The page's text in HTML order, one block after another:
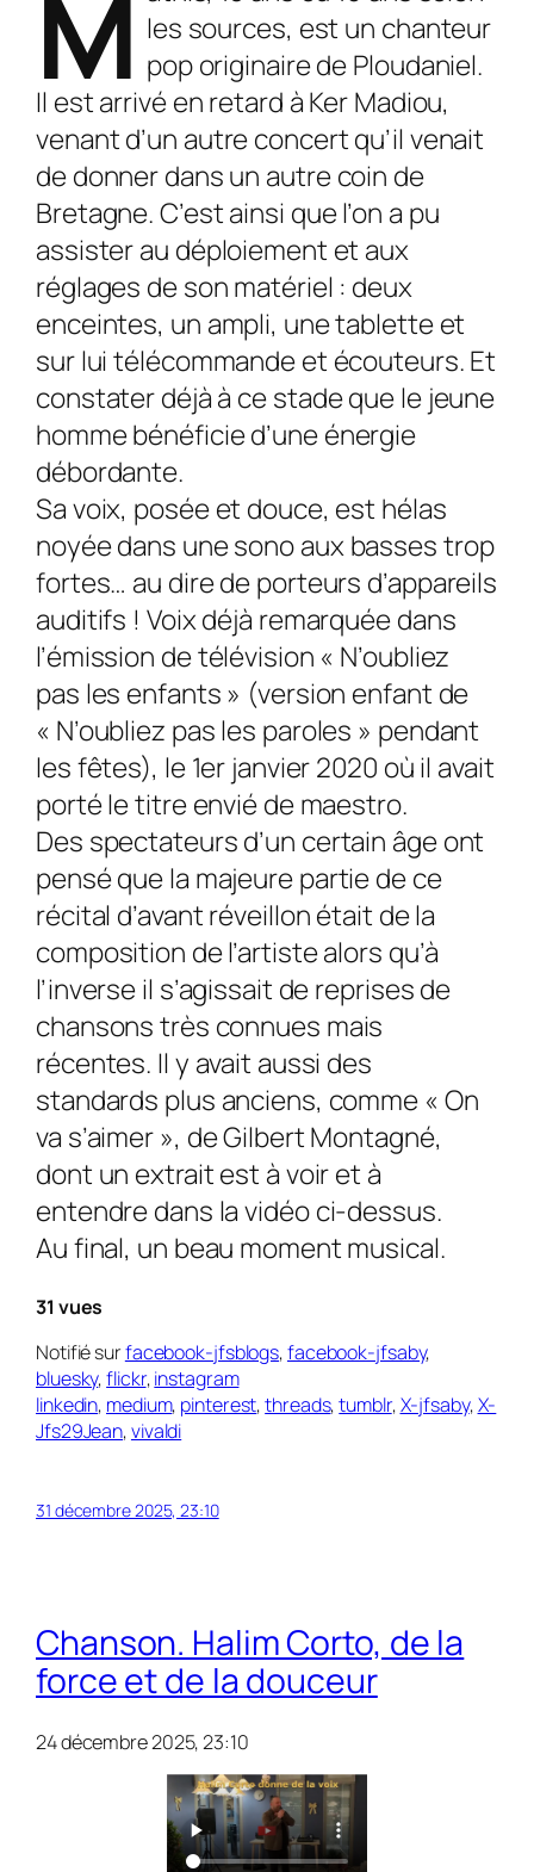
les sources, est un chanteur
pop originaire de Ploudaniel.
Il est arrivé en retard à Ker Madiou,
venant d’un autre concert qu’il venait
de donner dans un autre coin de
Bretagne. C’est ainsi que l’on a pu
assister au déploiement et aux
réglages de son matériel : deux
enceintes, un ampli, une tablette et
sur lui télécommande et écouteurs. Et
constater déjà à ce stade que le jeune
homme bénéficie d’une énergie
débordante.
Sa voix, posée et douce, est hélas
noyée dans une sono aux basses trop
fortes… au dire de porteurs d’appareils
auditifs ! Voix déjà remarquée dans
l’émission de télévision « N’oubliez
pas les enfants » (version enfant de
« N’oubliez pas les paroles » pendant
les fêtes), le 1er janvier 2020 où il avait
porté le titre envié de maestro.
Des spectateurs d’un certain âge ont
pensé que la majeure partie de ce
récital d’avant réveillon était de la
composition de l’artiste alors qu’à
l’inverse il s’agissait de reprises de
chansons très connues mais
récentes. Il y avait aussi des
standards plus anciens, comme « On
va s’aimer », de Gilbert Montagné,
dont un extrait est à voir et à
entendre dans la vidéo ci-dessus.
Au final, un beau moment musical.
31 vues
Notifié surfacebook-jfsblogs,facebook-jfsaby,
bluesky,flickr,instagram
linkedin, medium, pinterest,threads,tumblr,X-jfsaby,X-
Jfs29Jean,vivaldi
31 décembre 2025, 23:10
Chanson. Halim Corto, de la
force et de la douceur
24 décembre 2025, 23:10